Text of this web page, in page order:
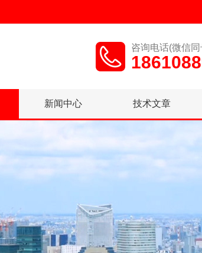
咨询电话(微信同
新闻中心 技术文章